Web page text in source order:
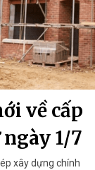
về cấp
1/7
xây dựng chính